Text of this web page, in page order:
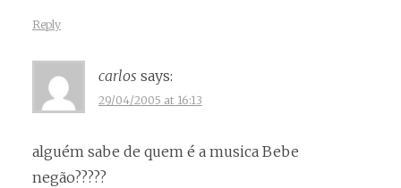
Reply
carlos says:
29/04/2005 at 16:13
alguém sabe de quem é a musica Bebe
negão?????